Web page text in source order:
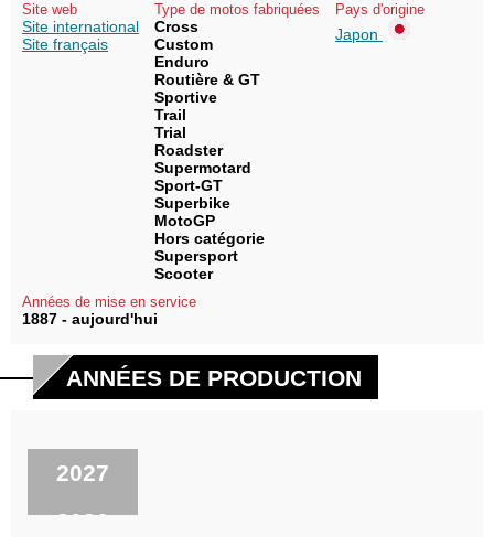
Site web
Site international
Site français
Type de motos fabriquées
Cross
Custom
Enduro
Routière & GT
Sportive
Trail
Trial
Roadster
Supermotard
Sport-GT
Superbike
MotoGP
Hors catégorie
Supersport
Scooter
Pays d'origine
Japon
Années de mise en service
1887 - aujourd'hui
ANNÉES DE PRODUCTION
2027
2026